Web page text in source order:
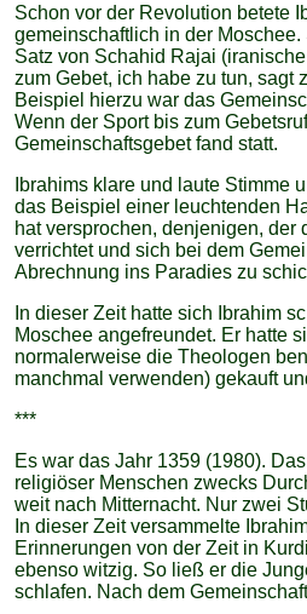
Schon vor der Revolution betete
gemeinschaftlich in der
Satz von Schahid Rajai
zum Gebet, ich habe zu tun, sagt
Beispiel hierzu war das
Wenn der Sport bis zum
Gemeinschaftsgebet fand statt.
Ibrahims klare und laute Stimme
das Beispiel einer leuchtenden
hat versprochen, denjenigen, der
verrichtet und sich bei dem
Abrechnung ins Paradies zu
In dieser Zeit hatte sich Ibrahim
Moschee angefreundet. Er hatte
normalerweise die Theologen
manchmal verwenden) gekauft
***
Es war das Jahr 1359 (1980).
religiöser Menschen zwecks
weit nach Mitternacht. Nur zwei
In dieser Zeit versammelte
Erinnerungen von der Zeit in
ebenso witzig. So ließ er die
schlafen. Nach dem